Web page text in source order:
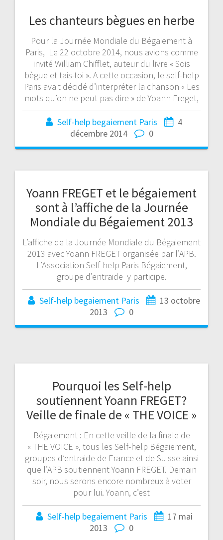
Les chanteurs bègues en herbe
Pour la Journée Mondiale du Bégaiement à
Paris, Le 22 octobre 2014, nous avions comme
invité William Chifflet, auteur du livre « Sois
bègue et tais-toi ». A cette occasion, le self-help
Paris avait décidé d’interpréter la chanson « Les
mots qu’on ne peut pas dire » de Yoann Freget,
Self-help begaiement Paris
4
décembre 2014
0
Yoann FREGET et le bégaiement
sont à l’affiche de la Journée
Mondiale du Bégaiement 2013
L’affiche de la Journée Mondiale du Bégaiement
2013 avec Yoann FREGET organisée par l’APB.
L’Association Self-help Paris Bégaiement,
groupe d’entraide y participe.
Self-help begaiement Paris
13 octobre
2013
0
Pourquoi les Self-help
soutiennent Yoann FREGET?
Veille de finale de « THE VOICE »
Bégaiement : En cette veille de la finale de
« THE VOICE », tous les Self-help Bégaiement,
groupes d’entraide de France et de Suisse ainsi
que l’APB soutiennent Yoann FREGET. Demain
soir, nous serons encore nombreux à voter
pour lui. Yoann, c’est
Self-help begaiement Paris
17 mai
2013
0